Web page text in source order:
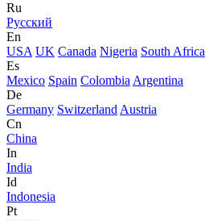
Ru
Русский
En
USA UK Canada Nigeria South Africa
Es
Mexico Spain Colombia Argentina
De
Germany Switzerland Austria
Cn
China
In
India
Id
Indonesia
Pt